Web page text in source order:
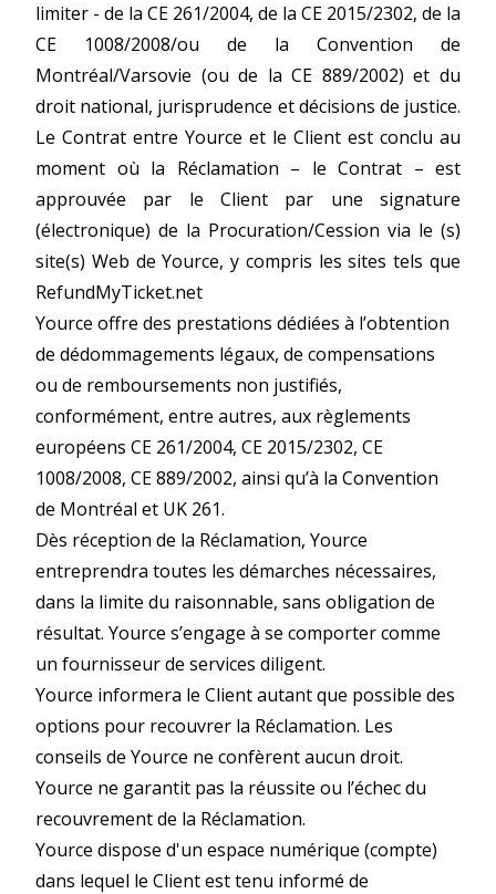
limiter - de la CE 261/2004, de la CE 2015/2302, de la
CE 1008/2008/ou de la Convention de
Montréal/Varsovie (ou de la CE 889/2002) et du
droit national, jurisprudence et décisions de justice.
Le Contrat entre Yource et le Client est conclu au
moment où la Réclamation – le Contrat – est
approuvée par le Client par une signature
(électronique) de la Procuration/Cession via le (s)
site(s) Web de Yource, y compris les sites tels que
RefundMyTicket.net
Yource offre des prestations dédiées à l’obtention
de dédommagements légaux, de compensations
ou de remboursements non justifiés,
conformément, entre autres, aux règlements
européens CE 261/2004, CE 2015/2302, CE
1008/2008, CE 889/2002, ainsi qu’à la Convention
de Montréal et UK 261.
Dès réception de la Réclamation, Yource
entreprendra toutes les démarches nécessaires,
dans la limite du raisonnable, sans obligation de
résultat. Yource s’engage à se comporter comme
un fournisseur de services diligent.
Yource informera le Client autant que possible des
options pour recouvrer la Réclamation. Les
conseils de Yource ne confèrent aucun droit.
Yource ne garantit pas la réussite ou l’échec du
recouvrement de la Réclamation.
Yource dispose d'un espace numérique (compte)
dans lequel le Client est tenu informé de